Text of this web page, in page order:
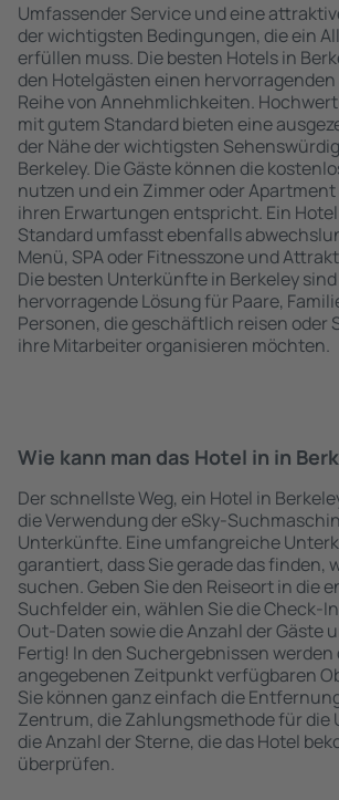
Umfassender Service und eine
der wichtigsten Bedingungen, die ein
erfüllen muss. Die besten Hotels in
den Hotelgästen einen
Reihe von Annehmlichkeiten.
mit gutem Standard bieten eine
der Nähe der wichtigsten
Berkeley. Die Gäste können die
nutzen und ein Zimmer oder
ihren Erwartungen entspricht. Ein
Standard umfasst ebenfalls
Menü, SPA oder Fitnesszone und
Die besten Unterkünfte in Berkeley
hervorragende Lösung für Paare,
Personen, die geschäftlich reisen oder
ihre Mitarbeiter organisieren möchten.
Wie kann man das Hotel in in
Der schnellste Weg, ein Hotel in
die Verwendung der eSky-
Unterkünfte. Eine umfangreiche
garantiert, dass Sie gerade das finden,
suchen. Geben Sie den Reiseort in die
Suchfelder ein, wählen Sie die Check-
Out-Daten sowie die Anzahl der Gäste
Fertig! In den Suchergebnissen werden
angegebenen Zeitpunkt verfügbaren
Sie können ganz einfach die
Zentrum, die Zahlungsmethode für die
die Anzahl der Sterne, die das Hotel
überprüfen.